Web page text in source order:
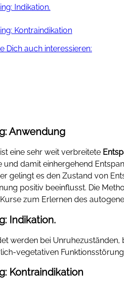
Indikation.
Kontraindikation
Dich auch interessieren:
Anwendung
eine sehr weit verbreitete
und damit einhergehend
gelingt es den Zustand von
positiv beeinflusst. Die
zum Erlernen des
Indikation.
werden bei
vegetativen
Kontraindikation